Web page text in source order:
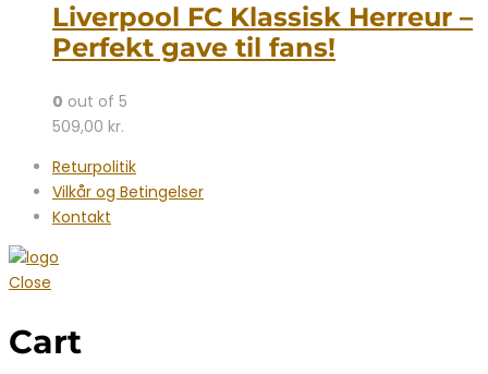
Liverpool FC Klassisk Herreur –
Perfekt gave til fans!
0 out of 5
509,00 kr.
Returpolitik
Vilkår og Betingelser
Kontakt
Close
Cart